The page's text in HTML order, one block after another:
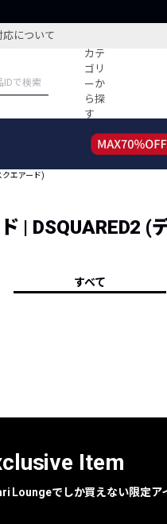
について
カテ
ゴリ
ーか
ら探
す
ィネート
クエアード)
| DSQUARED2 (
すべて
Item
Loungeでしか買えない限定ア